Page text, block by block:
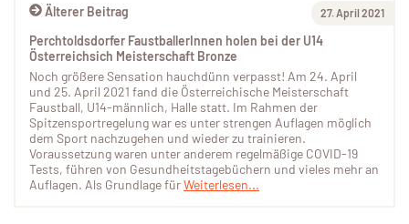
Älterer Beitrag 27. April 2021
Perchtoldsdorfer FaustballerInnen holen bei der U14
Österreichsich Meisterschaft Bronze
Noch größere Sensation hauchdünn verpasst! Am 24. April
und 25. April 2021 fand die Österreichische Meisterschaft
Faustball, U14-männlich, Halle statt. Im Rahmen der
Spitzensportregelung war es unter strengen Auflagen möglich
dem Sport nachzugehen und wieder zu trainieren.
Voraussetzung waren unter anderem regelmäßige COVID-19
Tests, führen von Gesundheitstagebüchern und vieles mehr an
Auflagen. Als Grundlage fürWeiterlesen...